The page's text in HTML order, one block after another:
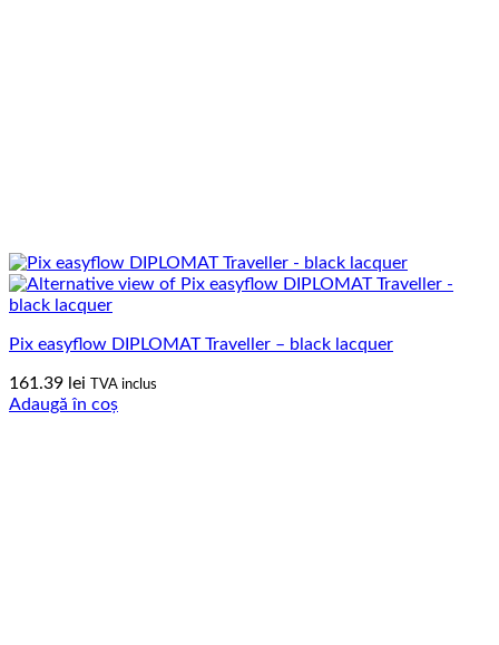
Pix easyflow DIPLOMAT Traveller – black lacquer
161.39 lei TVA inclus
Adaugă în coș